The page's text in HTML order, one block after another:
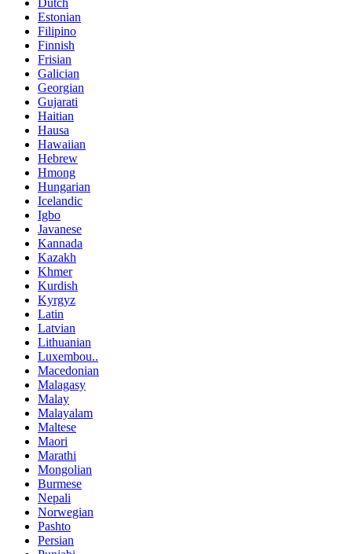
Estonian
Filipino
Finnish
Frisian
Galician
Georgian
Gujarati
Haitian
Hausa
Hawaiian
Hebrew
Hmong
Hungarian
Icelandic
Igbo
Javanese
Kannada
Kazakh
Khmer
Kurdish
Kyrgyz
Latin
Latvian
Lithuanian
Luxembou..
Macedonian
Malagasy
Malay
Malayalam
Maltese
Maori
Marathi
Mongolian
Burmese
Nepali
Norwegian
Pashto
Persian